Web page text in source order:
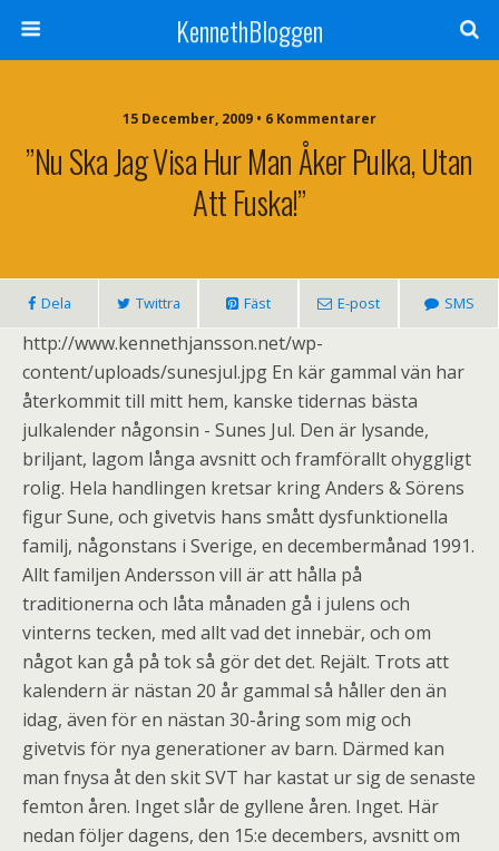
KennethBloggen
15 December, 2009 • 6 Kommentarer
”Nu Ska Jag Visa Hur Man Åker Pulka, Utan
Att Fuska!”
Dela Twittra Fäst E-post SMS
http://www.kennethjansson.net/wp-
content/uploads/sunesjul.jpg En kär gammal vän har
återkommit till mitt hem, kanske tidernas bästa
julkalender någonsin - Sunes Jul. Den är lysande,
briljant, lagom långa avsnitt och framförallt ohyggligt
rolig. Hela handlingen kretsar kring Anders & Sörens
figur Sune, och givetvis hans smått dysfunktionella
familj, någonstans i Sverige, en decembermånad 1991.
Allt familjen Andersson vill är att hålla på
traditionerna och låta månaden gå i julens och
vinterns tecken, med allt vad det innebär, och om
något kan gå på tok så gör det det. Rejält. Trots att
kalendern är nästan 20 år gammal så håller den än
idag, även för en nästan 30-åring som mig och
givetvis för nya generationer av barn. Därmed kan
man fnysa åt den skit SVT har kastat ur sig de senaste
femton åren. Inget slår de gyllene åren. Inget. Här
nedan följer dagens, den 15:e decembers, avsnitt om